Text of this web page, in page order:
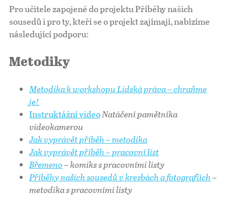
Pro učitele zapojené do projektu Příběhy našich
sousedů i pro ty, kteří se o projekt zajímají, nabízíme
následující podporu:
Metodiky
Metodika k workshopu Lidská práva – chraňme
je!
Instruktážní videoNatáčení pamětníka
videokamerou
Jak vyprávět příběh – metodika
Jak vyprávět příběh – pracovní list
Břemeno– komiks s pracovními listy
Příběhy našich sousedů v kresbách a fotografiích–
metodika s pracovními listy